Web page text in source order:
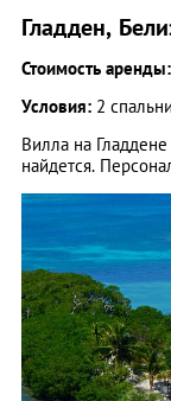
Гладден,
Стоимость аренды:
Условия: 2
Вилла на
найдется.